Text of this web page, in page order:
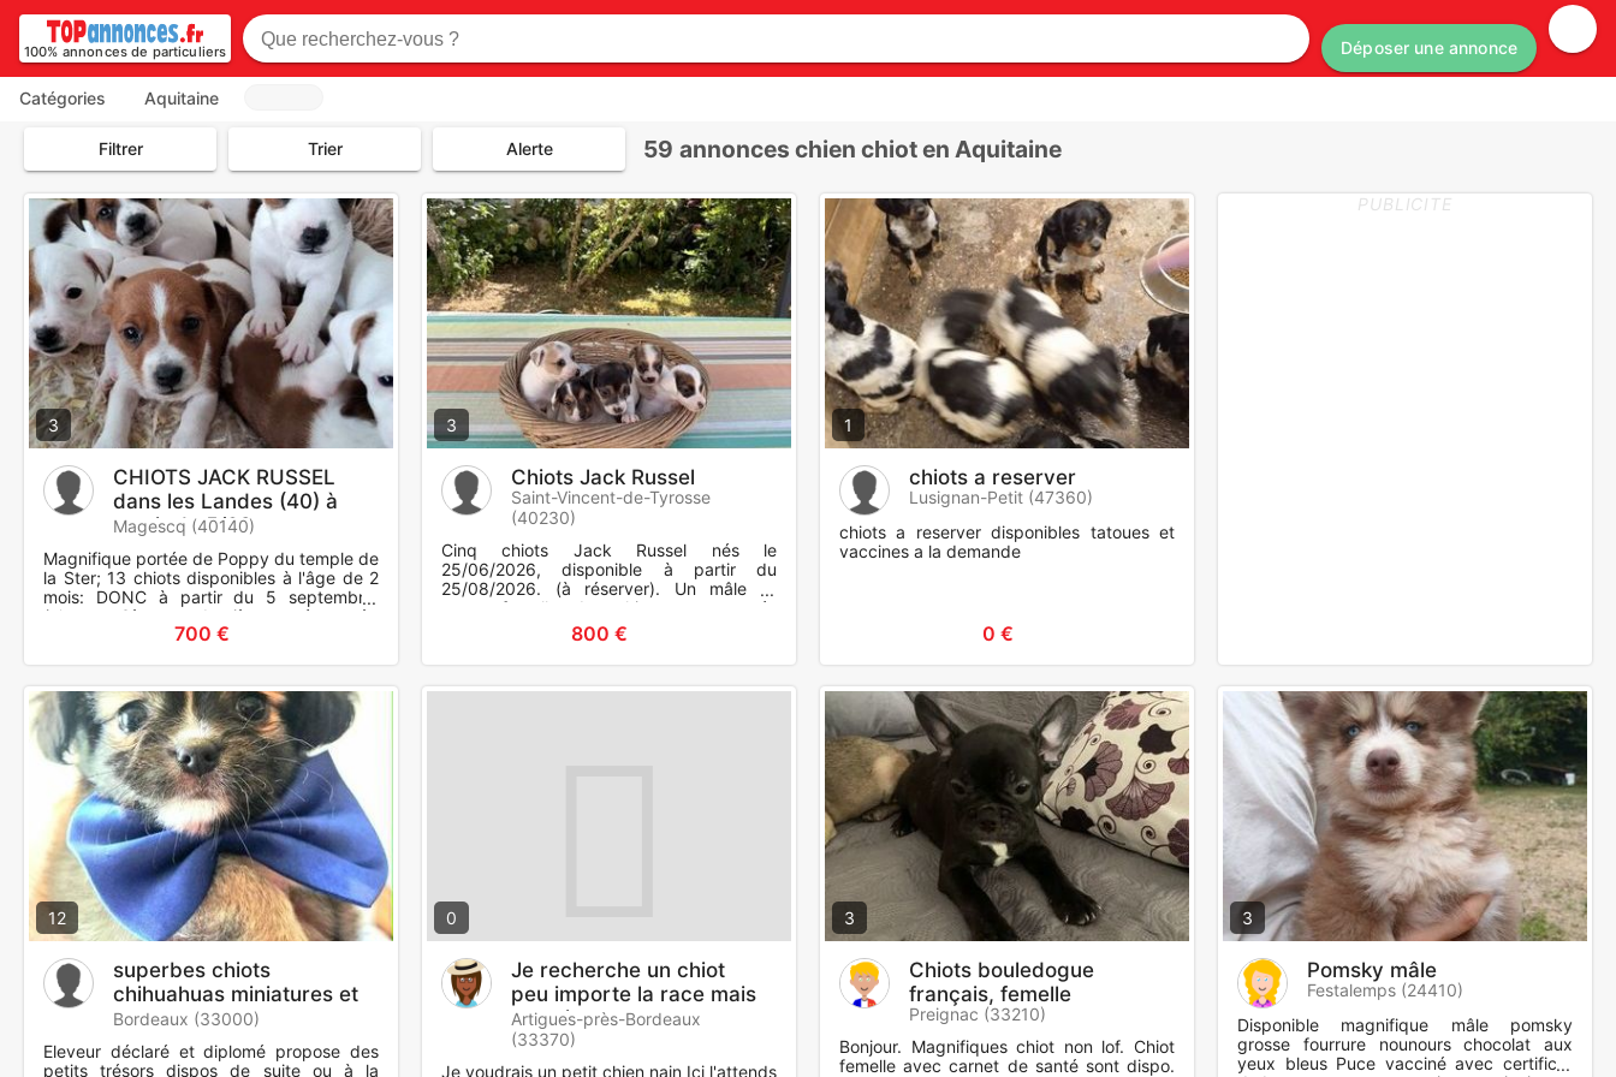
100% annonces de particuliers Déposer une annonce
Catégories Aquitaine
Filtrer Trier Alerte 59 annonces chien chiot en Aquitaine
3
CHIOTS JACK RUSSEL
dans les Landes (40) à
partir du 5/09
Magescq (40140)
Magnifique portée de Poppy du temple de
la Ster; 13 chiots disponibles à l'âge de 2
mois: DONC à partir du 5 septembre.
(c'est sa 3ème et dernière portée; après
se sera une retrai700 €
3
Chiots Jack Russel
Saint-Vincent-de-Tyrosse
(40230)
Cinq chiots Jack Russel nés le
25/06/2026, disponible à partir du
25/08/2026. (à réserver). Un mâle et
quatre femelles. Les chiots seront pucés
et vaccinés avec un certifica
800 €
1
chiots a reserver
Lusignan-Petit (47360)
chiots a reserver disponibles tatoues et
vaccines a la demande
0 €
PUBLICITE
12
superbes chiots
chihuahuas miniatures et
tea cup
Bordeaux (33000)
Eleveur déclaré et diplomé propose des
petits trésors dispos de suite ou à la
0
Je recherche un chiot
peu importe la race mais
un nain
Artigues-près-Bordeaux
(33370)
Je voudrais un petit chien nain Ici l'attends
3
Chiots bouledogue
français, femelle
Preignac (33210)
Bonjour. Magnifiques chiot non lof. Chiot
femelle avec carnet de santé sont dispo.
3
Pomsky mâle
Festalemps (24410)
Disponible magnifique mâle pomsky
grosse fourrure nounours chocolat aux
yeux bleus Puce vacciné avec certificat